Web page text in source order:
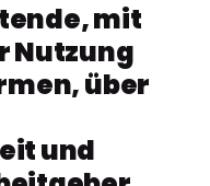
mit
Nutzung
über
und